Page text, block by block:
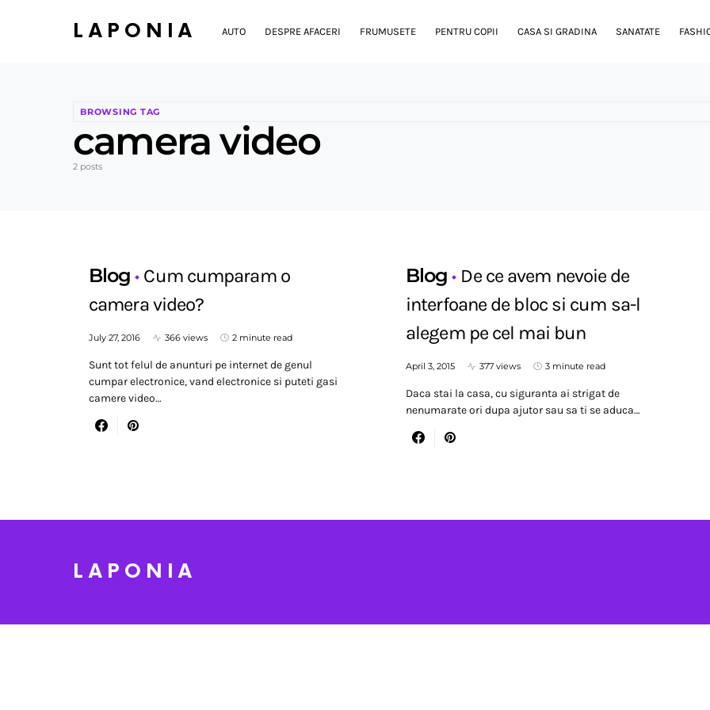
LAPONIA AUTO DESPRE AFACERI FRUMUSETE PENTRU COPII CASA SI GRADINA SANATATE
BROWSING TAG
camera video
2 posts
Blog
Cum cumparam o
camera video?
July 27, 2016 366 views 2 minute read
Sunt tot felul de anunturi pe internet de genul
cumpar electronice, vand electronice si puteti gasi
camere video…
Blog
De ce avem nevoie de
interfoane de bloc si cum sa-l
alegem pe cel mai bun
April 3, 2015 377 views 3 minute read
Daca stai la casa, cu siguranta ai strigat de
nenumarate ori dupa ajutor sau sa ti se aduca…
LAPONIA